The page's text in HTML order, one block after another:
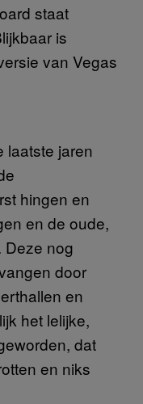
staat
is
van Vegas
laatste jaren
hingen en
en de oude,
Deze nog
door
en
het lelijke,
dat
en niks